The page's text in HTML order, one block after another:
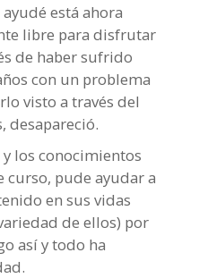
está ahora
libre para disfrutar
de haber sufrido
con un problema
visto a través del
desapareció.
los conocimientos
curso, pude ayudar a
en sus vidas
de ellos) por
así y todo ha